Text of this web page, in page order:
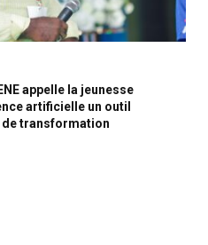
appelle la jeunesse
artificielle un outil
de transformation